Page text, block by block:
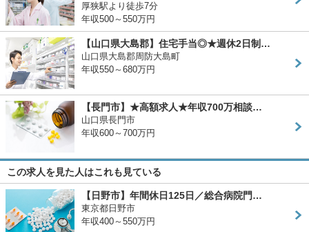
厚狭駅より徒歩7分
年収500～550万円
【山口県大島郡】住宅手当◎★週休2日制…
山口県大島郡周防大島町
年収550～680万円
【長門市】★高額求人★年収700万相談…
山口県長門市
年収600～700万円
この求人を見た人はこれも見ている
【日野市】年間休日125日／総合病院門…
東京都日野市
年収400～550万円